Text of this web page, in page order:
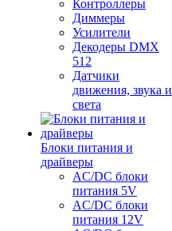
Контроллеры
Диммеры
Усилители
Декодеры DMX
512
Датчики
движения, звука и
света
Блоки питания и
драйверы
AC/DC блоки
питания 5V
AC/DC блоки
питания 12V